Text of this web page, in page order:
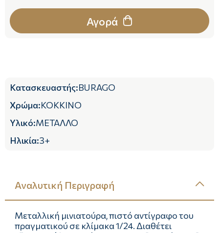
Αγορά
Κατασκευαστής:BURAGO
Χρώμα:ΚΟΚΚΙΝΟ
Υλικό:ΜΕΤΑΛΛΟ
Ηλικία:3+
Αναλυτική Περιγραφή
Μεταλλική μινιατούρα, πιστό αντίγραφο του
πραγματικού σε κλίμακα 1/24. Διαθέτει